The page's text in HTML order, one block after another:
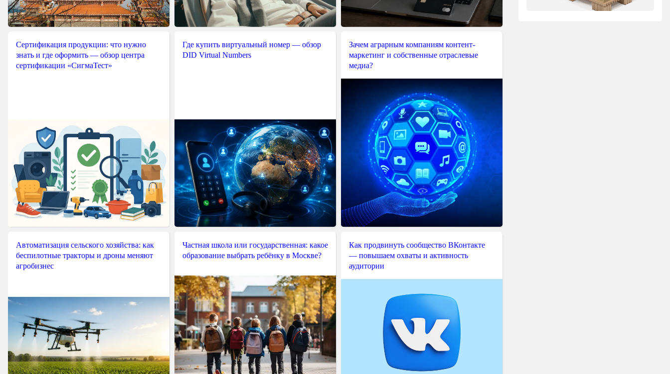
Сертификация продукции: что нужно
знать и где оформить — обзор центра
сертификации «СигмаТест»
Где купить виртуальный номер — обзор
DID Virtual Numbers
Зачем аграрным компаниям контент-
маркетинг и собственные отраслевые
медиа?
Автоматизация сельского хозяйства: как
беспилотные тракторы и дроны меняют
агробизнес
Частная школа или государственная: какое
образование выбрать ребёнку в Москве?
Как продвинуть сообщество ВКонтакте
— повышаем охваты и активность
аудитории